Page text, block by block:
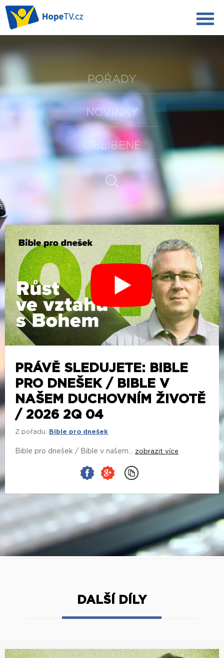
POŘADY
NOVINKY
OBLÍBENÉ
PRÁVĚ SLEDUJETE: BIBLE
PRO DNEŠEK / BIBLE V
NAŠEM DUCHOVNÍM ŽIVOTĚ
/ 2026 2Q 04
Z pořadu: Bible pro dnešek
Bible pro dnešek / Bible v našem... zobrazit více
DALŠÍ DÍLY